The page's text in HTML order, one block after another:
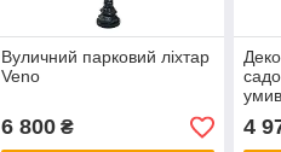
Вуличний парковий ліхтар
Veno
6 800₴ 4